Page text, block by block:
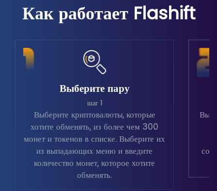
Как работает Flashift
Выберите пару
шаг 1
Выберите криптовалюты, которые
хотите обменять, из более чем 300
монет и токенов в списке. Выберите их
из выпадающих меню и введите
количество монет, которое хотите
обменять.